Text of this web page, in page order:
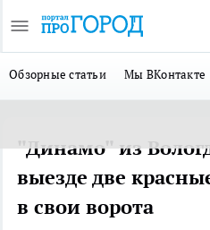
Обзорные статьи Мы ВКонтакте
"Динамо" из
выезде две
в свои ворота